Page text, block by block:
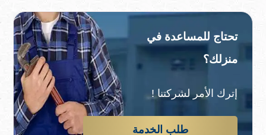
تحتاج للمساعدة في
منزلك؟
إترك الأمر لشركتنا !
طلب الخدمة